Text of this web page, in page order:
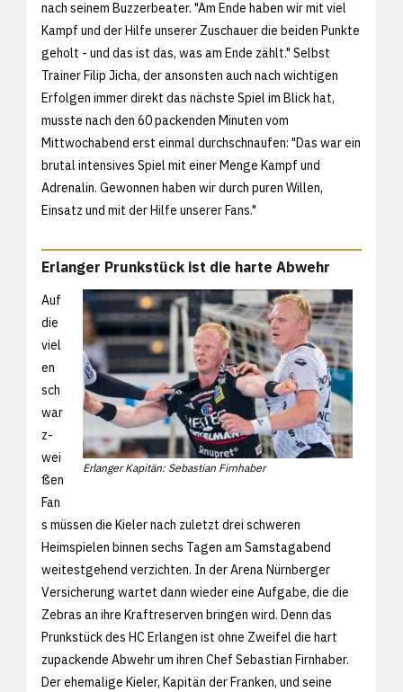
nach seinem Buzzerbeater. "Am Ende haben wir mit viel
Kampf und der Hilfe unserer Zuschauer die beiden Punkte
geholt - und das ist das, was am Ende zählt." Selbst
Trainer Filip Jicha, der ansonsten auch nach wichtigen
Erfolgen immer direkt das nächste Spiel im Blick hat,
musste nach den 60 packenden Minuten vom
Mittwochabend erst einmal durchschnaufen: "Das war ein
brutal intensives Spiel mit einer Menge Kampf und
Adrenalin. Gewonnen haben wir durch puren Willen,
Einsatz und mit der Hilfe unserer Fans."
Erlanger Prunkstück ist die harte Abwehr
Erlanger Kapitän: Sebastian Firnhaber
Auf
die
viel
en
sch
war
z-
wei
ßen
Fan
s müssen die Kieler nach zuletzt drei schweren
Heimspielen binnen sechs Tagen am Samstagabend
weitestgehend verzichten. In der Arena Nürnberger
Versicherung wartet dann wieder eine Aufgabe, die die
Zebras an ihre Kraftreserven bringen wird. Denn das
Prunkstück des HC Erlangen ist ohne Zweifel die hart
zupackende Abwehr um ihren Chef Sebastian Firnhaber.
Der ehemalige Kieler, Kapitän der Franken, und seine